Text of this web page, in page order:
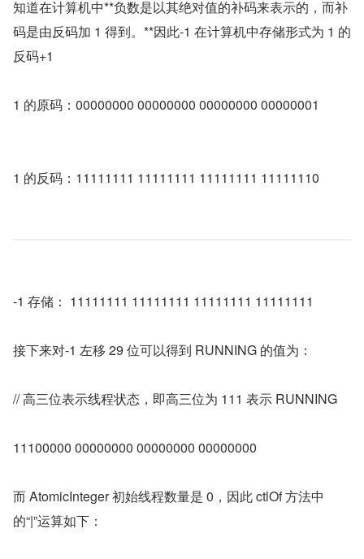
知道在计算机中**负数是以其绝对值的补码来表示的，而补
码是由反码加 1 得到。**因此-1 在计算机中存储形式为 1 的
反码+1
1 的原码：00000000 00000000 00000000 00000001
1 的反码：11111111 11111111 11111111 11111110
-1 存储： 11111111 11111111 11111111 11111111
接下来对-1 左移 29 位可以得到 RUNNING 的值为：
// 高三位表示线程状态，即高三位为 111 表示 RUNNING
11100000 00000000 00000000 00000000
而 AtomicInteger 初始线程数量是 0，因此 ctlOf 方法中
的“|”运算如下：